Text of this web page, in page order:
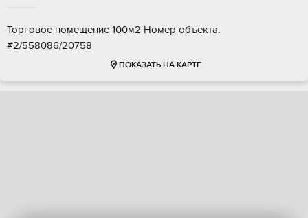
Торговое помещение 100м2 Номер объекта:
#2/558086/20758
ПОКАЗАТЬ НА КАРТЕ